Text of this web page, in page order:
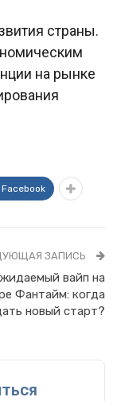
страны.
на рынке
Facebook
ЗАПИСЬ
вайп на
Фантайм: когда
новый старт?